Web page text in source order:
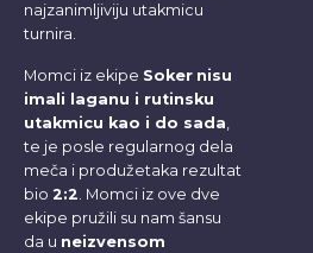
najzanimljiviju utakmicu
turnira.
Momci iz ekipe Soker nisu
imali laganu i rutinsku
utakmicu kao i do sada
te je posle regularnog dela
meča i produžetaka rezultat
bio 2:2 . Momci iz ove dve
ekipe pružili su nam šansu
da u neizvensom